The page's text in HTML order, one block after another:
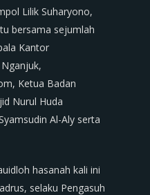
Lilik Suharyono,
bersama sejumlah
Kantor
Ketua Badan
Nurul Huda
Al-Aly serta
hasanah kali ini
selaku Pengasuh